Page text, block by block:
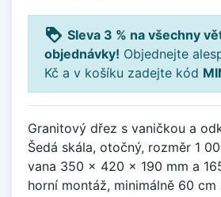
loyalty Sleva 3 % na všechny
objednávky! Objednejte
Kč a v košíku zadejte kód
Granitový dřez s vaničkou a
Šedá skála, otočný, rozměr 1
vana 350 x 420 x 190 mm a
horní montáž, minimálně 60 cm